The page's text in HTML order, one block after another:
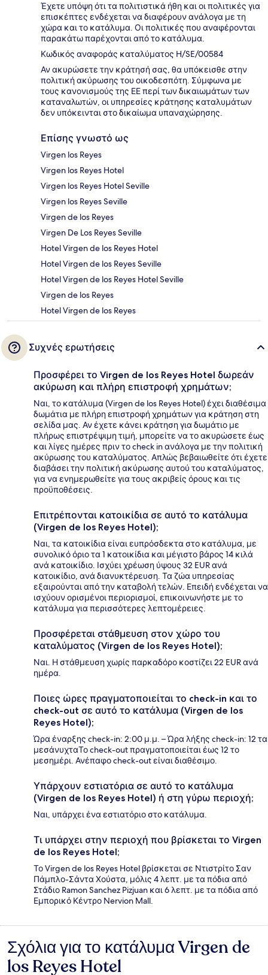
Έχετε υπόψη ότι τα πολιτιστικά ήθη και οι πολιτικές για
επισκέπτες ενδέχεται να διαφέρουν ανάλογα με τη
χώρα και το κατάλυμα. Οι πολιτικές που αναφέρονται
παρακάτω παρέχονται από το κατάλυμα.
Κωδικός αναφοράς καταλύματος H/SE/00584
Αν ακυρώσετε την κράτησή σας, θα υπόκεισθε στην
πολιτική ακύρωσης του οικοδεσπότη. Σύμφωνα με
τους κανονισμούς της ΕΕ περί των δικαιωμάτων των
καταναλωτών, οι υπηρεσίες κράτησης καταλυμάτων
δεν υπόκεινται στο δικαίωμα υπαναχώρησης.
Επίσης γνωστό ως
Virgen los Reyes
Virgen los Reyes Hotel
Virgen los Reyes Hotel Seville
Virgen los Reyes Seville
Virgen de los Reyes
Virgen De Los Reyes Seville
Hotel Virgen de los Reyes Hotel
Hotel Virgen de los Reyes Seville
Hotel Virgen de los Reyes Hotel Seville
Virgen de los Reyes
Hotel Virgen de los Reyes
Συχνές ερωτήσεις
Προσφέρει το Virgen de los Reyes Hotel δωρεάν
ακύρωση και πλήρη επιστροφή χρημάτων;
Ναι, το κατάλυμα (Virgen de los Reyes Hotel) έχει διαθέσιμα
δωμάτια με πλήρη επιστροφή χρημάτων για κράτηση στη
σελίδα μας. Αν έχετε κάνει κράτηση για δωμάτιο με
πλήρως επιστρέψιμη τιμή, μπορείτε να το ακυρώσετε έως
και λίγες ημέρες πριν το check in ανάλογα με την πολιτική
ακύρωσης του καταλύματος. Απλώς βεβαιωθείτε ότι έχετε
διαβάσει την πολιτική ακύρωσης αυτού του καταλύματος,
για να ενημερωθείτε για τους ακριβείς όρους και τις
προϋποθέσεις.
Επιτρέπονται κατοικίδια σε αυτό το κατάλυμα
(Virgen de los Reyes Hotel);
Ναι, τα κατοικίδια είναι ευπρόσδεκτα στο κατάλυμα, με
συνολικό όριο τα 1 κατοικίδια και μέγιστο βάρος 14 κιλά
ανά κατοικίδιο. Ισχύει χρέωση ύψους 32 EUR ανά
κατοικίδιο, ανά διανυκτέρευση. Τα ζώα υπηρεσίας
εξαιρούνται από την καταβολή τελών. Επειδή ενδέχεται να
ισχύουν ορισμένοι περιορισμοί, επικοινωνήστε με το
κατάλυμα για περισσότερες λεπτομέρειες.
Προσφέρεται στάθμευση στον χώρο του
καταλύματος (Virgen de los Reyes Hotel);
Ναι. Η στάθμευση χωρίς παρκαδόρο κοστίζει 22 EUR ανά
ημέρα.
Ποιες ώρες πραγματοποιείται το check-in και το
check-out σε αυτό το κατάλυμα (Virgen de los
Reyes Hotel);
Ώρα έναρξης check-in: 2:00 μ.μ. – Ώρα λήξης check-in: 12 τα
μεσάνυχταΤο check-out πραγματοποιείται έως 12 το
μεσημέρι. Ανέπαφο check-out είναι διαθέσιμο.
Υπάρχουν εστιατόρια σε αυτό το κατάλυμα
(Virgen de los Reyes Hotel) ή στη γύρω περιοχή;
Ναι, υπάρχει ένα εστιατόριο στο κατάλυμα.
Τι υπάρχει στην περιοχή που βρίσκεται το Virgen
de los Reyes Hotel;
Το Virgen de los Reyes Hotel βρίσκεται σε Ντιστρίτο Σαν
Πάμπλο-Σάντα Χούστα, μόλις 4 λεπτ. με τα πόδια από
Στάδιο Ramon Sanchez Pizjuan και 6 λεπτ. με τα πόδια από
Εμπορικό Κέντρο Nervion Mall.
Σχόλια
Σχόλια για το κατάλυμα Virgen de
los Reyes Hotel